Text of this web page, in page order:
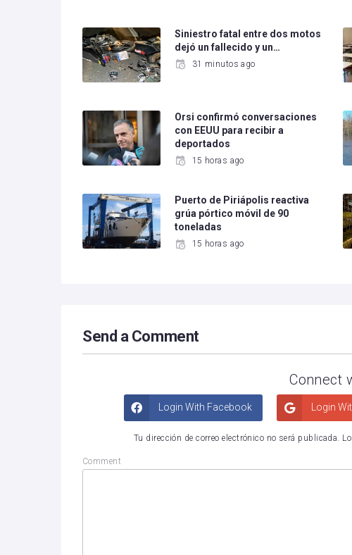
Siniestro fatal entre dos motos
dejó un fallecido y un…
31 minutos ago
Orsi confirmó conversaciones
con EEUU para recibir a
deportados
15 horas ago
Puerto de Piriápolis reactiva
grúa pórtico móvil de 90
toneladas
15 horas ago
Send a Comment
Connect
Login With Facebook Login
Tu dirección de correo electrónico no será publicada.
Comment